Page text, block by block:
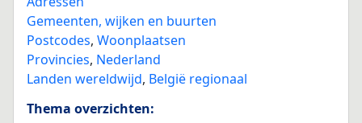
Gemeenten, wijken en buurten
Postcodes, Woonplaatsen
Provincies, Nederland
Landen wereldwijd, België regionaal
Thema overzichten: